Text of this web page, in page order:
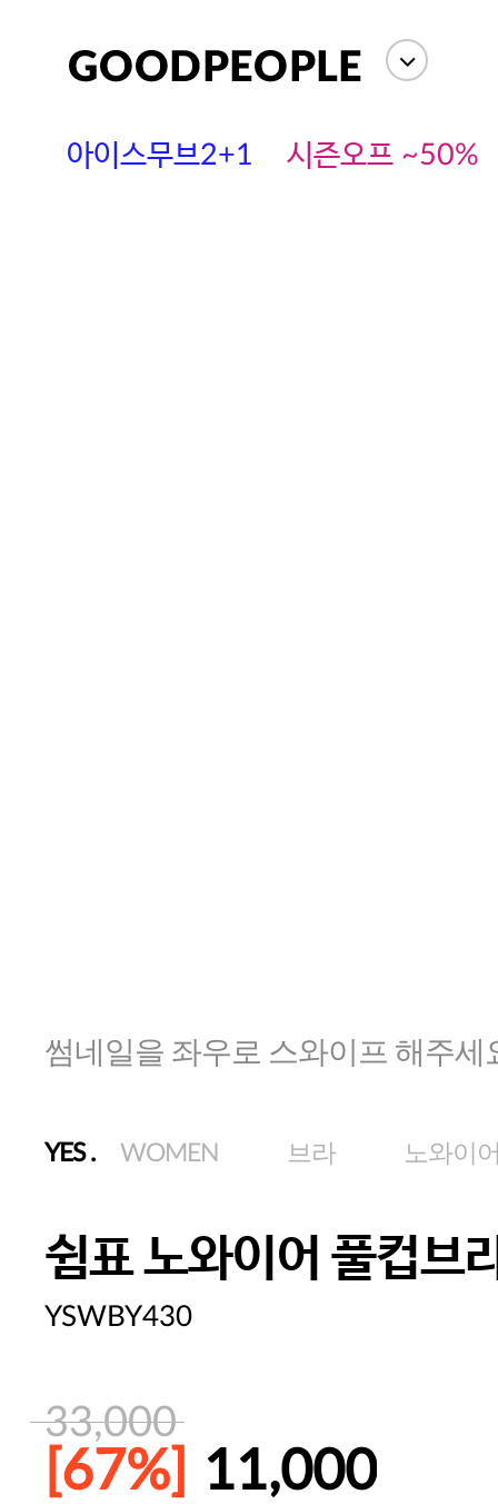
아이스무브2+1 시즌오프 ~50%
썸네일을 좌우로 스와이프 해주세
YES. WOMEN 브라 노와이
쉼표 노와이어 풀컵브
YSWBY430
33,000
[67%] 11,000